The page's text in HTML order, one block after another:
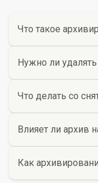
Что такое
Нужно ли удалять
Что делать со
Влияет ли архив
Как